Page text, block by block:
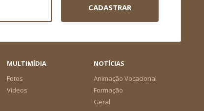
CADASTRAR
MULTIMÍDIA
Fotos
Vídeos
NOTÍCIAS
Animação Vocacional
Formação
Geral